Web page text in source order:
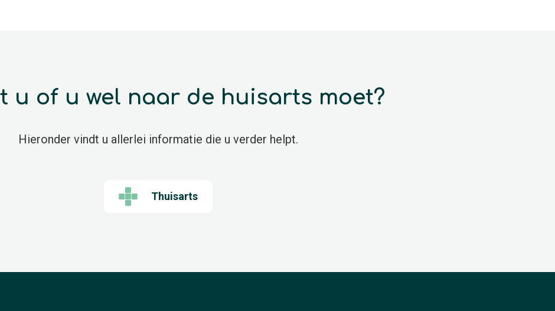
u of u wel naar de huisarts moet?
Hieronder vindt u allerlei informatie die u verder helpt.
Thuisarts